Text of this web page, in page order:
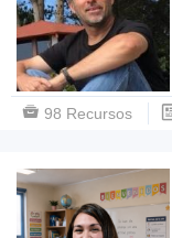
98 Recursos